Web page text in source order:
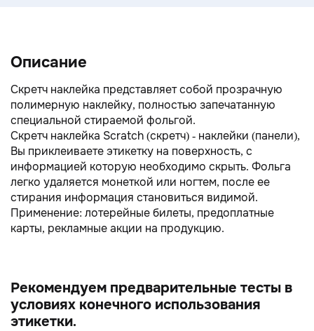
Описание
Скретч наклейка представляет собой прозрачную
полимерную наклейку, полностью запечатанную
специальной стираемой фольгой.
Скретч наклейка Scratch (cкретч) - наклейки (панели),
Вы приклеиваете этикетку на поверхность, с
информацией которую необходимо скрыть. Фольга
легко удаляется монеткой или ногтем, после ее
стирания информация становиться видимой.
Применение: лотерейные билеты, предоплатные
карты, рекламные акции на продукцию.
Рекомендуем предварительные тесты в
условиях конечного использования
этикетки.